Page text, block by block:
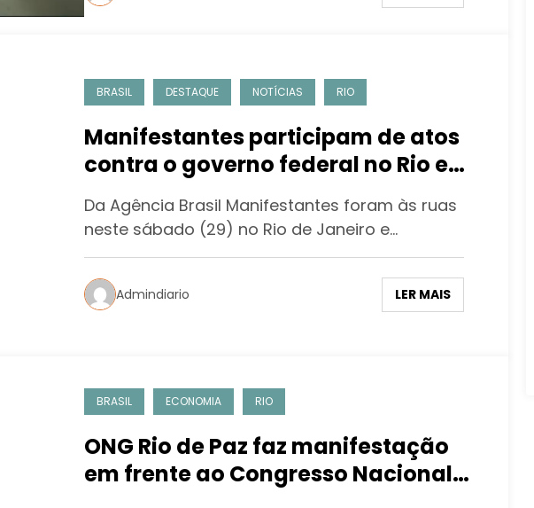
BRASIL DESTAQUE NOTÍCIAS RIO
Manifestantes participam de atos
contra o governo federal no Rio e
outros estados
Da Agência Brasil Manifestantes foram às ruas
neste sábado (29) no Rio de Janeiro e…
Admindiario LER MAIS
BRASIL ECONOMIA RIO
ONG Rio de Paz faz manifestação
em frente ao Congresso Nacional
pela aprovação de Projeto de Lei